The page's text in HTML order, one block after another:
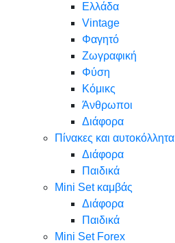
Ελλάδα
Vintage
Φαγητό
Ζωγραφική
Φύση
Κόμικς
Άνθρωποι
Διάφορα
Πίνακες και αυτοκόλλητα
Διάφορα
Παιδικά
Mini Set καμβάς
Διάφορα
Παιδικά
Mini Set Forex